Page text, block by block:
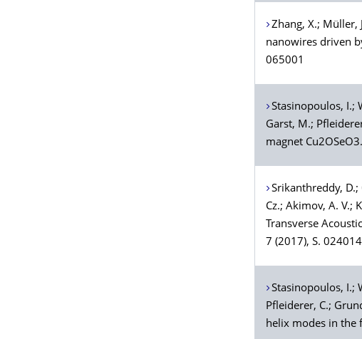
Zhang, X.; Müller,
nanowires driven
065001
Stasinopoulos, I.;
Garst, M.;
magnet
Srikanthreddy, D.;
Cz.; Akimov, A. V.;
Transverse
7 (2017), S. 024014
Stasinopoulos, I.;
Pfleiderer, C.;
helix modes in the